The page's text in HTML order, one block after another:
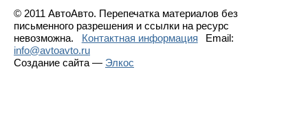
© 2011 АвтоАвто. Перепечатка материалов без
письменного разрешения и ссылки на ресурс
невозможна.
Контактная информация
Email:
info@avtoavto.ru
Создание сайта — Элкос